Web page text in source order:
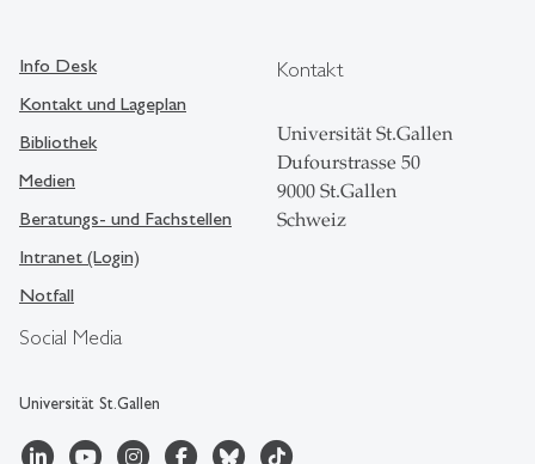
Social Media
Universität St.Gallen
Info Desk
Kontakt und Lageplan
Bibliothek
Medien
Beratungs- und Fachstellen
Intranet (Login)
Notfall
Kontakt
Universität St.Gallen
Dufourstrasse 50
9000 St.Gallen
Schweiz